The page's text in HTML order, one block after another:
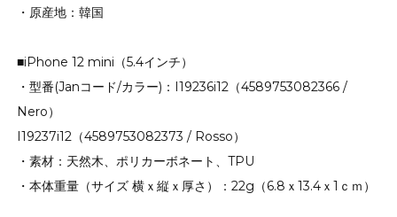
・原産地：韓国
■iPhone 12 mini（5.4インチ）
・型番(Janコード/カラー)：I19236i12（4589753082366 /
Nero）
I19237i12（4589753082373 / Rosso）
・素材：天然木、ポリカーボネート、TPU
・本体重量（サイズ 横ｘ縦ｘ厚さ）：22g（6.8ｘ13.4ｘ1ｃｍ）